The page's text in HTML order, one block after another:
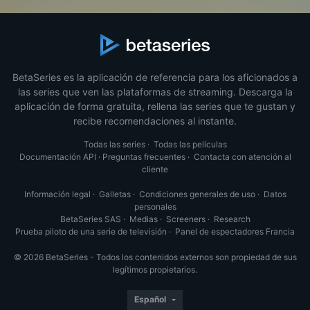
BetaSeries es la aplicación de referencia para los aficionados a
las series que ven las plataformas de streaming. Descarga la
aplicación de forma gratuita, rellena las series que te gustan y
recibe recomendaciones al instante.
Todas las series· Todas las películas
Documentación API · Preguntas frecuentes· Contacta con atención al
cliente
Información legal · Galletas· Condiciones generales de uso· Datos
personales
BetaSeries SAS · Medias· Screeners· Research
Prueba piloto de una serie de televisión · Panel de espectadores Francia
© 2026 BetaSeries - Todos los contenidos externos son propiedad de sus
legítimos propietarios.
Español